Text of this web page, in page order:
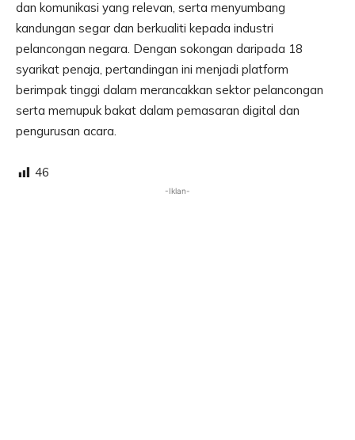
dan komunikasi yang relevan, serta menyumbang
kandungan segar dan berkualiti kepada industri
pelancongan negara. Dengan sokongan daripada 18
syarikat penaja, pertandingan ini menjadi platform
berimpak tinggi dalam merancakkan sektor pelancongan
serta memupuk bakat dalam pemasaran digital dan
pengurusan acara.
46
-Iklan-